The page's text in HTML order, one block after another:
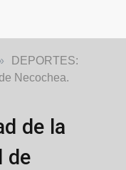
DEPORTES:
Necochea.
de la
de